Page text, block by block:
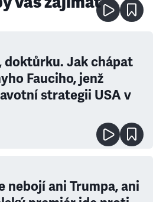
doktůrku. Jak chápat
Fauciho, jenž
strategii USA v
nebojí ani Trumpa, ani